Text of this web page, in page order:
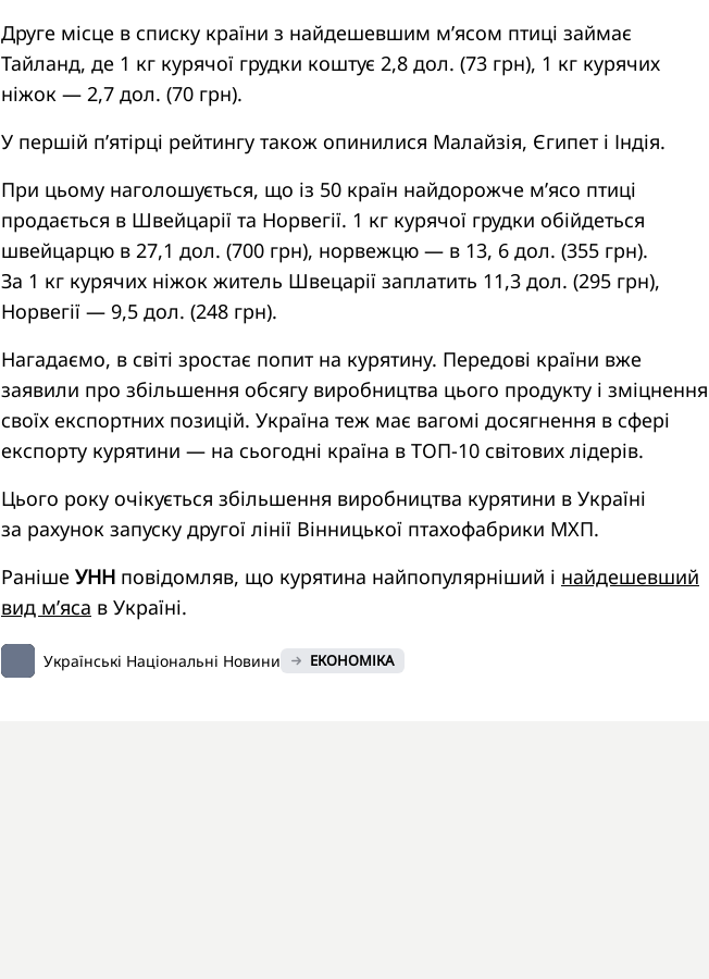
Друге місце в списку країни з найдешевшим м’ясом птиці займає
Тайланд, де 1 кг курячої грудки коштує 2,8 дол. (73 грн), 1 кг курячих
ніжок — 2,7 дол. (70 грн).
У першій п’ятірці рейтингу також опинилися Малайзія, Єгипет і Індія.
При цьому наголошується, що із 50 країн найдорожче м’ясо птиці
продається в Швейцарії та Норвегії. 1 кг курячої грудки обійдеться
швейцарцю в 27,1 дол. (700 грн), норвежцю — в 13, 6 дол. (355 грн).
За 1 кг курячих ніжок житель Швецарії заплатить 11,3 дол. (295 грн),
Норвегії — 9,5 дол. (248 грн).
Нагадаємо, в світі зростає попит на курятину. Передові країни вже
заявили про збільшення обсягу виробництва цього продукту і зміцнення
своїх експортних позицій. Україна теж має вагомі досягнення в сфері
експорту курятини — на сьогодні країна в ТОП-10 світових лідерів.
Цього року очікується збільшення виробництва курятини в Україні
за рахунок запуску другої лінії Вінницької птахофабрики МХП.
Раніше УНН повідомляв, що курятина найпопулярніший і найдешевший
вид м’яса в Україні.
Українські Національні Новини ЕКОНОМІКА